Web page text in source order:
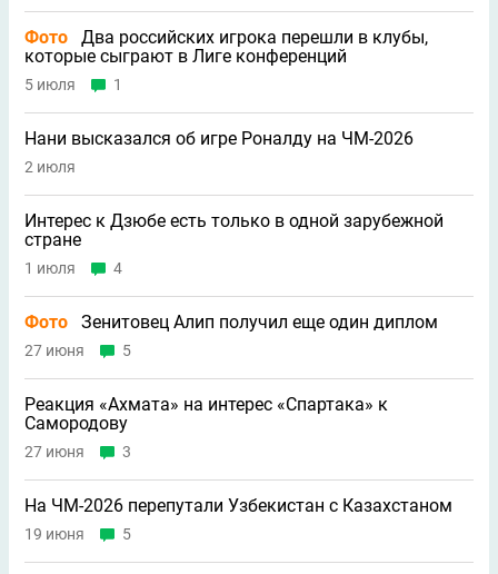
Фото
Два российских игрока перешли в клубы,
которые сыграют в Лиге конференций
5 июля 1
Нани высказался об игре Роналду на ЧМ-2026
2 июля
Интерес к Дзюбе есть только в одной зарубежной
стране
1 июля 4
Фото Зенитовец Алип получил еще один диплом
27 июня 5
Реакция «Ахмата» на интерес «Спартака» к
Самородову
27 июня 3
На ЧМ-2026 перепутали Узбекистан с Казахстаном
19 июня 5